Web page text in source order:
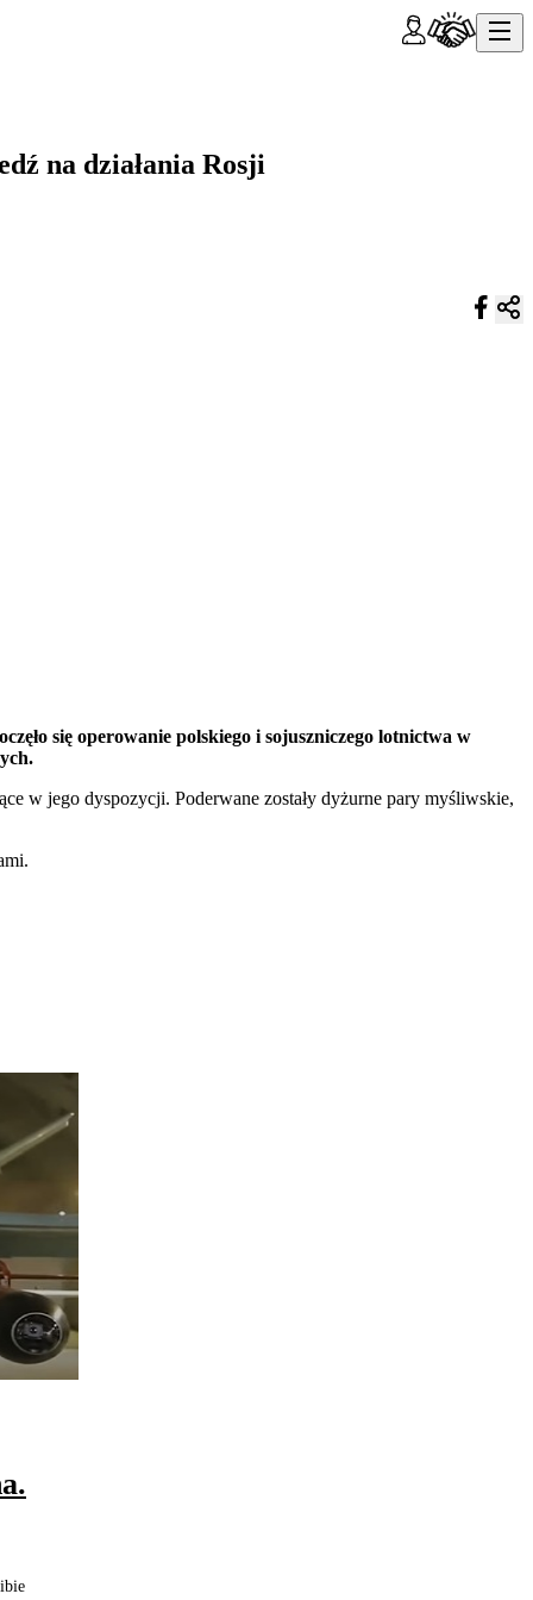
na działania Rosji
się operowanie polskiego i sojuszniczego lotnictwa w
w jego dyspozycji. Poderwane zostały dyżurne pary myśliwskie,